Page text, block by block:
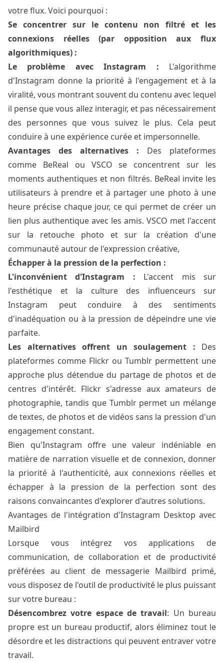
votre flux. Voici pourquoi :
Se concentrer sur le contenu non filtré et les
connexions réelles (par opposition aux flux
algorithmiques) :
Le problème avec Instagram : L'algorithme
d'Instagram donne la priorité à l'engagement et à la
viralité, vous montrant souvent du contenu avec lequel
il pense que vous allez interagir, et pas nécessairement
des personnes que vous suivez le plus. Cela peut
conduire à une expérience curée et impersonnelle.
Avantages des alternatives : Des plateformes
comme BeReal ou VSCO se concentrent sur les
moments authentiques et non filtrés. BeReal invite les
utilisateurs à prendre et à partager une photo à une
heure précise chaque jour, ce qui permet de créer un
lien plus authentique avec les amis. VSCO met l'accent
sur la retouche photo et sur la création d'une
communauté autour de l'expression créative,
Échapper à la pression de la perfection :
L'inconvénient d'Instagram : L'accent mis sur
l'esthétique et la culture des influenceurs sur
Instagram peut conduire à des sentiments
d'inadéquation ou à la pression de dépeindre une vie
parfaite.
Les alternatives offrent un soulagement : Des
plateformes comme Flickr ou Tumblr permettent une
approche plus détendue du partage de photos et de
centres d'intérêt. Flickr s'adresse aux amateurs de
photographie, tandis que Tumblr permet un mélange
de textes, de photos et de vidéos sans la pression d'un
engagement constant.
Bien qu'Instagram offre une valeur indéniable en
matière de narration visuelle et de connexion, donner
la priorité à l'authenticité, aux connexions réelles et
échapper à la pression de la perfection sont des
raisons convaincantes d'explorer d'autres solutions.
Avantages de l'intégration d'Instagram Desktop avec
Mailbird
Lorsque vous intégrez vos applications de
communication, de collaboration et de productivité
préférées au client de messagerie Mailbird primé,
vous disposez de l'outil de productivité le plus puissant
sur votre bureau :
Désencombrez votre espace de travail: Un bureau
propre est un bureau productif, alors éliminez tout le
désordre et les distractions qui peuvent entraver votre
travail.